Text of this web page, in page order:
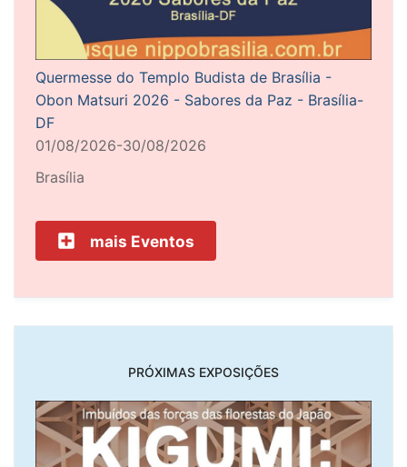
Quermesse do Templo Budista de Brasília -
Obon Matsuri 2026 - Sabores da Paz - Brasília-
DF
01/08/2026-30/08/2026
Brasília
mais Eventos
PRÓXIMAS EXPOSIÇÕES